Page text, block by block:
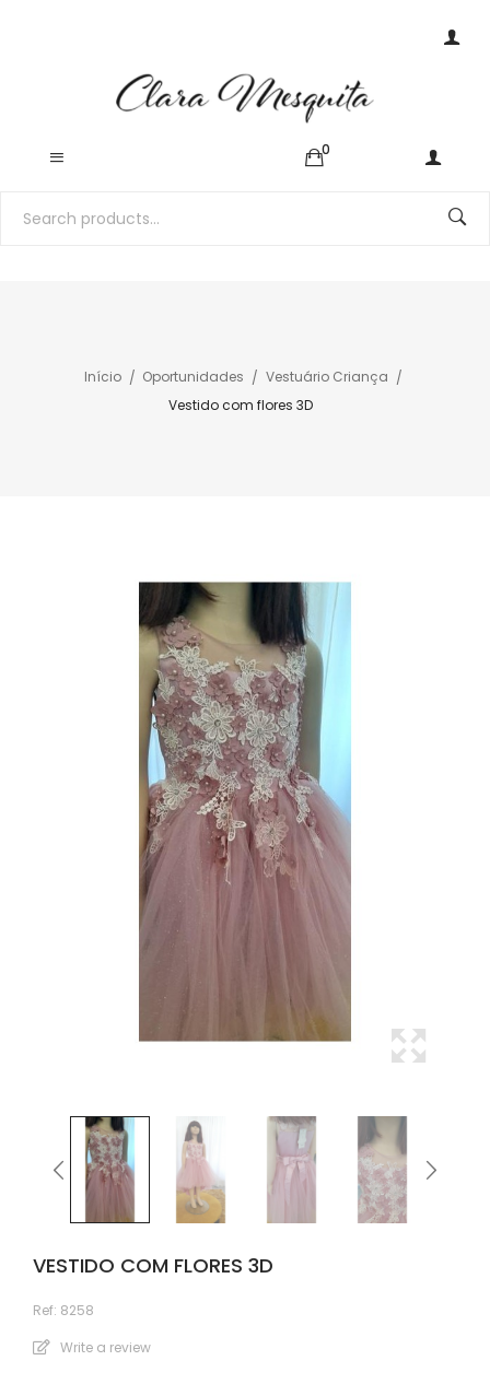
0
Início Oportunidades
Vestuário Criança
Vestido com flores 3D
VESTIDO COM FLORES 3D
Ref: 8258
Write a review